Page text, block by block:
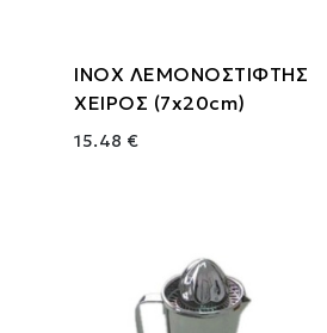
ΙΝΟΧ ΛΕΜΟΝΟΣΤΙΦΤΗΣ
ΧΕΙΡΟΣ (7x20cm)
15.48 €